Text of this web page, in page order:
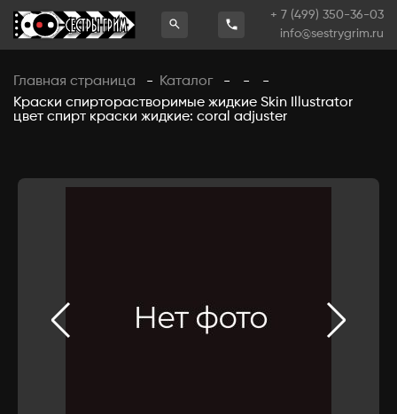
+ 7 (499) 350-36-03
info@sestrygrim.ru
Главная страница - Каталог - -
-
Краски спирторастворимые жидкие Skin Illustrator
цвет спирт краски жидкие: coral adjuster